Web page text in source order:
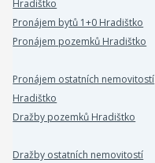
Hradištko
Pronájem bytů 1+0 Hradištko
Pronájem pozemků Hradištko
Pronájem ostatních nemovitostí
Hradištko
Dražby pozemků Hradištko
Dražby ostatních nemovitostí